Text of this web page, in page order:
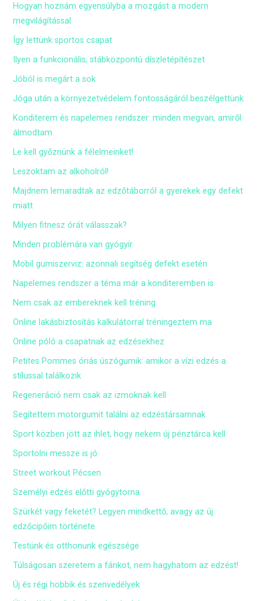
Hogyan hoznám egyensúlyba a mozgást a modern
megvilágítással
Így lettünk sportos csapat
Ilyen a funkcionális, stábközpontú díszletépítészet
Jóból is megárt a sok
Jóga után a környezetvédelem fontosságáról beszélgettünk
Konditerem és napelemes rendszer: minden megvan, amiről
álmodtam
Le kell győznünk a félelmeinket!
Leszoktam az alkoholról!
Majdnem lemaradtak az edzőtáborról a gyerekek egy defekt
miatt
Milyen fitnesz órát válasszak?
Minden problémára van gyógyír
Mobil gumiszerviz: azonnali segítség defekt esetén
Napelemes rendszer a téma már a konditeremben is
Nem csak az embereknek kell tréning
Online lakásbiztosítás kalkulátorral tréningeztem ma
Online póló a csapatnak az edzésekhez
Petites Pommes óriás úszógumik: amikor a vízi edzés a
stílussal találkozik
Regeneráció nem csak az izmoknak kell
Segítettem motorgumit találni az edzéstársamnak
Sport közben jött az ihlet, hogy nekem új pénztárca kell
Sportolni messze is jó
Street workout Pécsen
Személyi edzés előtti gyógytorna
Szürkét vagy feketét? Legyen mindkettő, avagy az új
edzőcipőim története
Testünk és otthonunk egészsége
Túlságosan szeretem a fánkot, nem hagyhatom az edzést!
Új és régi hobbik és szenvedélyek